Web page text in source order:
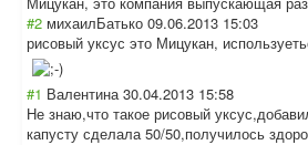
#2 михаилБатько 09.06.2013 15:03
рисовый уксус это Мицукан,
#1 Валентина 30.04.2013 15:58
Не знаю,что такое рисовый
капусту сделала 50/50,получилось